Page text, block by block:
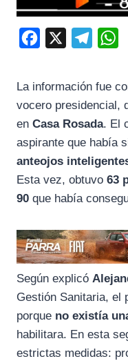
b
o
o
k
g
r
a
m
s
A
p
p
La información fue
vocero presidencial,
en Casa Rosada. El
aspirante que había
anteojos
Esta vez, obtuvo 63
90 que había
Según explicó
Gestión Sanitaria, el
porque no existía
habilitara. En esta
estrictas medidas: